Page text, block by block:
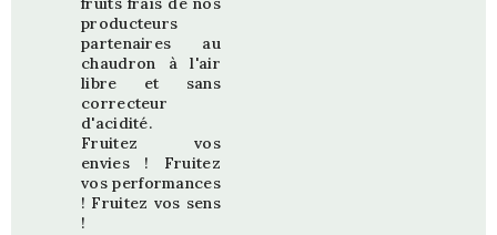
producteurs
partenaires au
chaudron à l'air
libre et sans
correcteur
d'acidité.
Fruitez vos
envies ! Fruitez
vos performances
! Fruitez vos sens
!